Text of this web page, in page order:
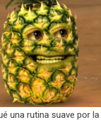
una rutina suave por la